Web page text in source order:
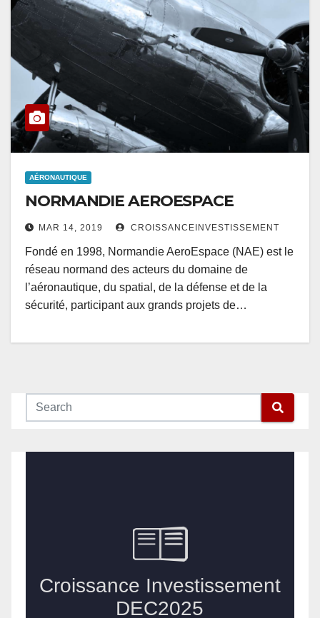
AÉRONAUTIQUE
NORMANDIE AEROESPACE
MAR 14, 2019 CROISSANCEINVESTISSEMENT
Fondé en 1998, Normandie AeroEspace (NAE) est le
réseau normand des acteurs du domaine de
l’aéronautique, du spatial, de la défense et de la
sécurité, participant aux grands projets de…